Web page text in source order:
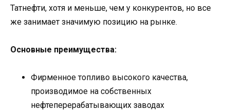
Татнефти, хотя и меньше, чем у конкурентов, но все
же занимает значимую позицию на рынке.
Основные преимущества:
Фирменное топливо высокого качества,
производимое на собственных
нефтеперерабатывающих заводах